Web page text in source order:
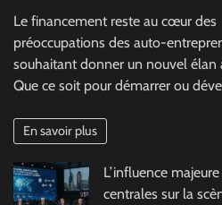
Le financement reste au cœur des
préoccupations des auto-
souhaitant donner un nouvel élan
Que ce soit pour démarrer ou
En savoir plus
L’influence
centrales sur la